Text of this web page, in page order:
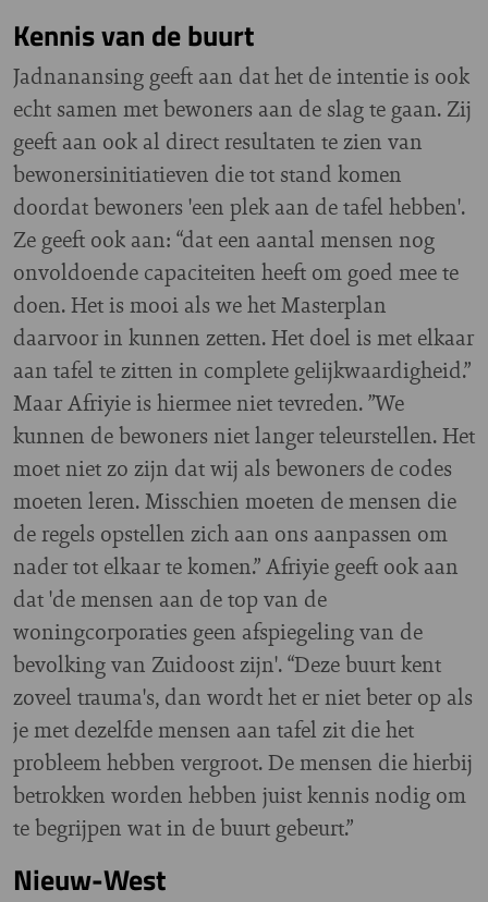
Kennis van de buurt
Jadnanansing geeft aan dat het de intentie is ook
echt samen met bewoners aan de slag te gaan. Zij
geeft aan ook al direct resultaten te zien van
bewonersinitiatieven die tot stand komen
doordat bewoners 'een plek aan de tafel hebben'.
Ze geeft ook aan: “dat een aantal mensen nog
onvoldoende capaciteiten heeft om goed mee te
doen. Het is mooi als we het Masterplan
daarvoor in kunnen zetten. Het doel is met elkaar
aan tafel te zitten in complete gelijkwaardigheid.”
Maar Afriyie is hiermee niet tevreden. ”We
kunnen de bewoners niet langer teleurstellen. Het
moet niet zo zijn dat wij als bewoners de codes
moeten leren. Misschien moeten de mensen die
de regels opstellen zich aan ons aanpassen om
nader tot elkaar te komen.” Afriyie geeft ook aan
dat 'de mensen aan de top van de
woningcorporaties geen afspiegeling van de
bevolking van Zuidoost zijn'. “Deze buurt kent
zoveel trauma's, dan wordt het er niet beter op als
je met dezelfde mensen aan tafel zit die het
probleem hebben vergroot. De mensen die hierbij
betrokken worden hebben juist kennis nodig om
te begrijpen wat in de buurt gebeurt.”
Nieuw-West